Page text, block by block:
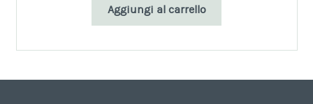
Aggiungi al carrello